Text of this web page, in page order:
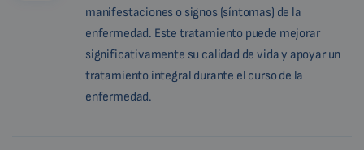
manifestaciones o signos (síntomas) de la
enfermedad. Este tratamiento puede mejorar
significativamente su calidad de vida y apoyar un
tratamiento integral durante el curso de la
enfermedad.